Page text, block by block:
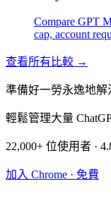
Compare GPT
cap, account
查看所有比較 →
準備好一勞永逸地解
輕鬆管理大量
22,000+ 位使用者 ·
加入 Chrome · 免費